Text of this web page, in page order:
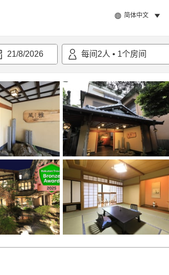
简体中文
21/8/2026 每间 2人 • 1个房间